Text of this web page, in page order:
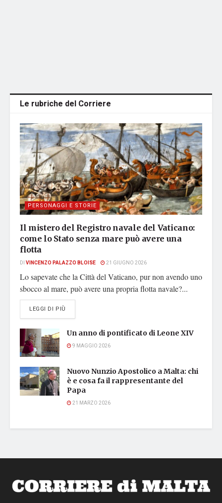
Le rubriche del Corriere
PERSONAGGI E STORIE
Il mistero del Registro navale del Vaticano:
come lo Stato senza mare può avere una
flotta
DI VINCENZO PALAZZO BLOISE 21 GIUGNO 2026
Lo sapevate che la Città del Vaticano, pur non avendo uno
sbocco al mare, può avere una propria flotta navale?...
LEGGI DI PIÙ
Un anno di pontificato di Leone XIV
9 MAGGIO 2026
Nuovo Nunzio Apostolico a Malta: chi
è e cosa fa il rappresentante del
Papa
21 MARZO 2026